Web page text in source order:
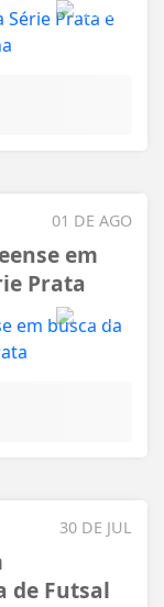
01 DE AGO
em
Prata
30 DE JUL
de Futsal